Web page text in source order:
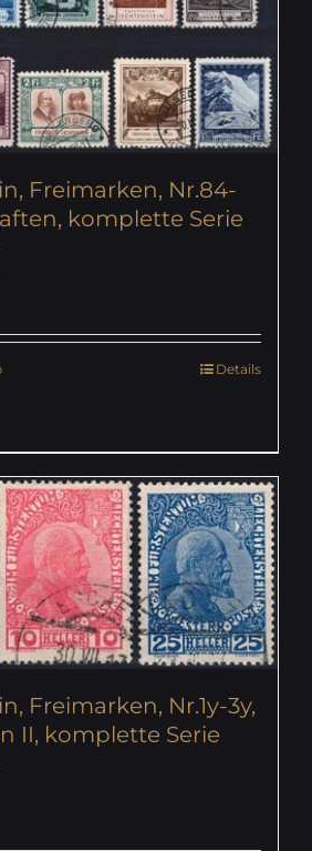
Freimarken, Nr.84-
komplette Serie
Details
Freimarken, Nr.1y-3y,
II, komplette Serie